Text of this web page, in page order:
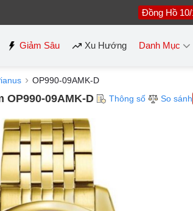
Đồng Hồ 10/
Giảm Sâu Xu Hướng Danh Mục
OP990-09AMK-D
OP990-09AMK-D Thông số So sánh